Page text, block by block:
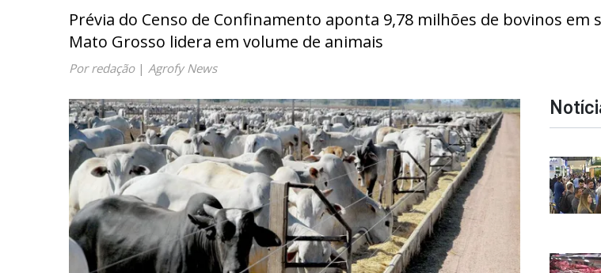
Prévia do Censo de Confinamento aponta 9,78 milhões de bovinos em
Mato Grosso lidera em volume de animais
Por redação| Agrofy News